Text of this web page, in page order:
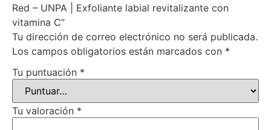
Red – UNPA | Exfoliante labial revitalizante con
vitamina C”
Tu dirección de correo electrónico no será publicada.
Los campos obligatorios están marcados con *
Tu puntuación *
Tu valoración *